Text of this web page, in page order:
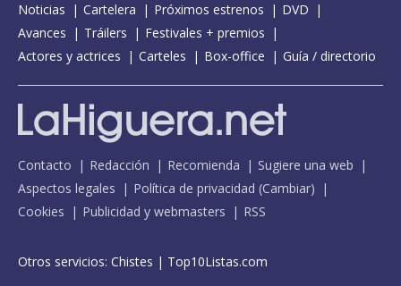
Noticias Cartelera Próximos estrenos
DVD
Avances
Tráilers
Festivales + premios
Actores y actrices
Carteles Box-office Guía / directorio
Contacto Redacción Recomienda
Sugiere una web
Aspectos legales
Política de privacidad (Cambiar)
Cookies
Publicidad y webmasters RSS
Otros servicios: Chistes | Top10Listas.com